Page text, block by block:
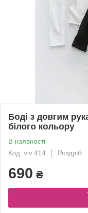
Боді з довгим
білого кольору
В наявності
Код: viv 414
Роздріб
690 ₴